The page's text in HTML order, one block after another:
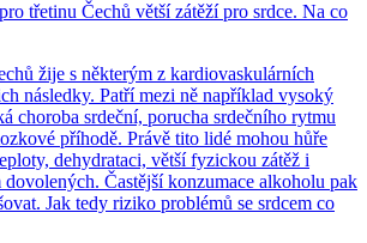
třetinu Čechů větší zátěží pro srdce. Na co
žije s některým z kardiovaskulárních
následky. Patří mezi ně například vysoký
choroba srdeční, porucha srdečního rytmu
příhodě. Právě tito lidé mohou hůře
dehydrataci, větší fyzickou zátěž i
dovolených. Častější konzumace alkoholu pak
Jak tedy riziko problémů se srdcem co